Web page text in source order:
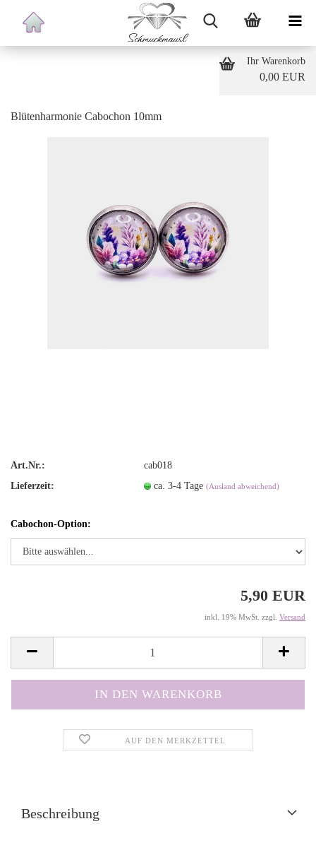
Ihr Warenkorb
0,00 EUR
Blütenharmonie Cabochon 10mm
Art.Nr.:
cab018
Lieferzeit:
ca. 3-4 Tage(Ausland abweichend)
Cabochon-Option:
5,90 EUR
inkl. 19% MwSt. zzgl. Versand
AUF DEN MERKZETTEL
Beschreibung